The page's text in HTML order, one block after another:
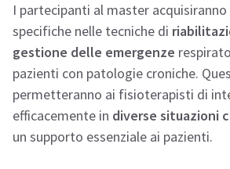
I partecipanti al master acquisiranno
specifiche nelle tecniche di
gestione delle emergenze
pazienti con patologie croniche.
permetteranno ai fisioterapisti di
efficacemente in diverse situazioni
un supporto essenziale ai pazienti.